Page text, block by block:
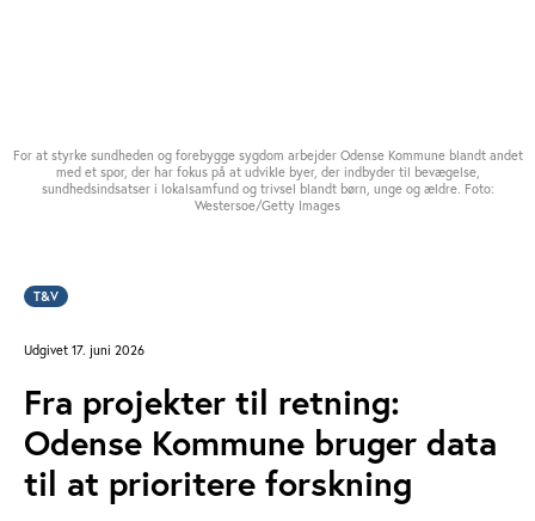
For at styrke sundheden og forebygge sygdom arbejder Odense Kommune blandt andet
med et spor, der har fokus på at udvikle byer, der indbyder til bevægelse,
sundhedsindsatser i lokalsamfund og trivsel blandt børn, unge og ældre. Foto:
Westersoe/Getty Images
T&V
Udgivet 17. juni 2026
Fra projekter til retning:
Odense Kommune bruger data
til at prioritere forskning